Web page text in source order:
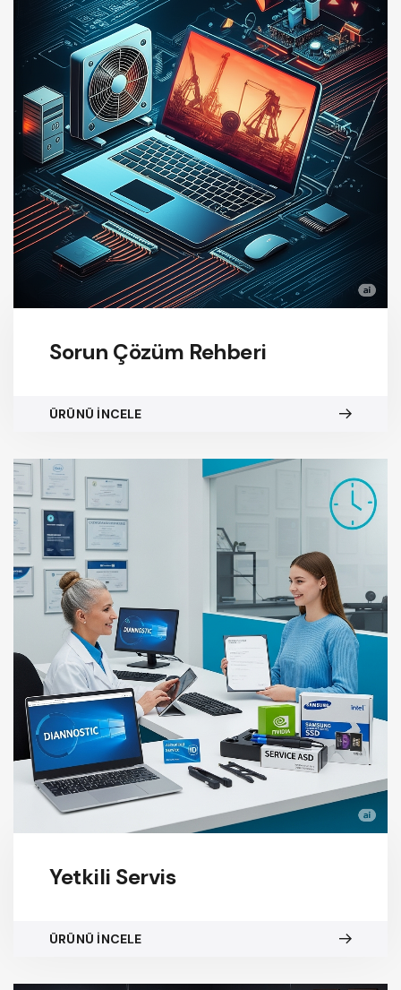
Sorun Çözüm Rehberi
ÜRÜNÜ İNCELE
Yetkili Servis
ÜRÜNÜ İNCELE